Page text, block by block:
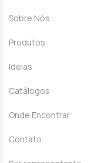
Sobre Nós
Produtos
Ideias
Catálogos
Onde Encontrar
Contato